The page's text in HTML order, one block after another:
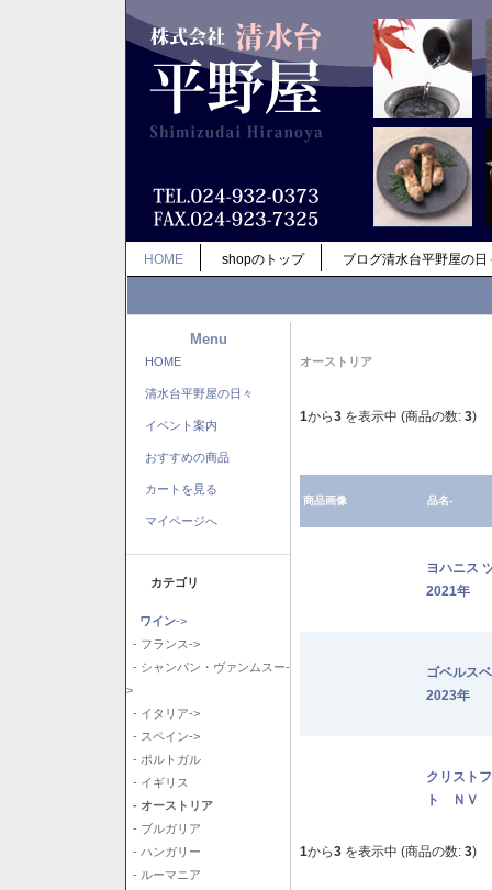
HOME shopのトップ ブログ清水台平野屋の日
Menu
HOME
清水台平野屋の日々
イベント案内
おすすめの商品
カートを見る
マイページへ
カテゴリ
ワイン->
- フランス->
- シャンパン・ヴァンムスー-
>
- イタリア->
- スペイン->
- ポルトガル
- イギリス
- オーストリア
- ブルガリア
- ハンガリー
- ルーマニア
オーストリア
1から3 を表示中 (商品の数: 3)
商品画像 品名-
ヨハニス
2021年
ゴベルス
2023年
クリスト
ト ＮＶ
1から3 を表示中 (商品の数: 3)